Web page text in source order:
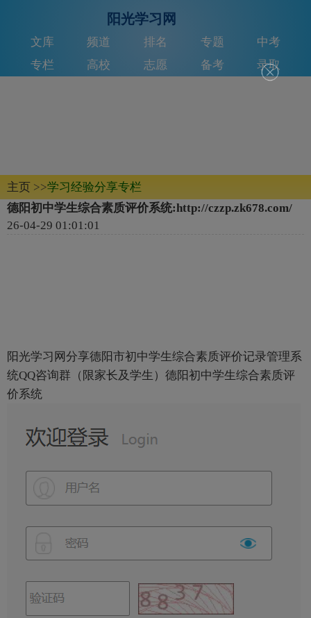
阳光学习网
文库 频道 排名 专题
中考
专栏
高校 志愿 备考 录取
主页 >>学习经验分享专栏
德阳初中学生综合素质评价系统:http://czzp.zk678.com/
26-04-29 01:01:01
阳光学习网分享德阳市初中学生综合素质评价记录管理系
统QQ咨询群（限家长及学生）德阳初中学生综合素质评
价系统